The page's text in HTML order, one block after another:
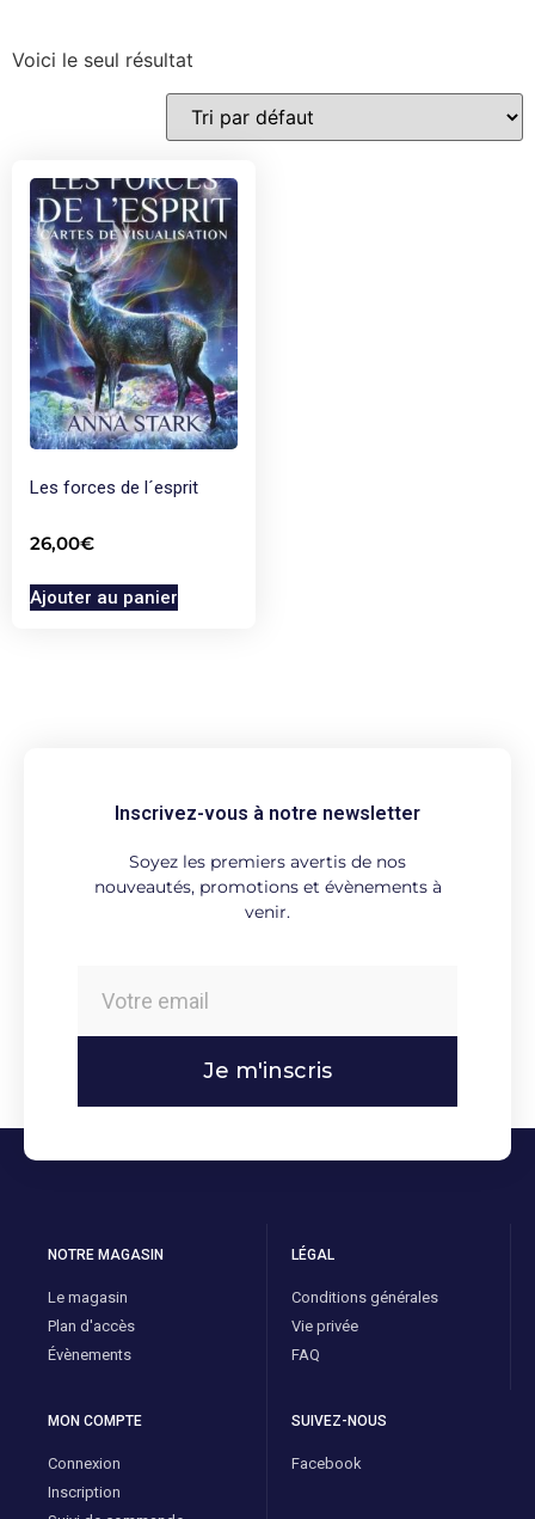
Voici le seul résultat
Les forces de l´esprit
26,00€
Ajouter au panier
Inscrivez-vous à notre newsletter
Soyez les premiers avertis de nos
nouveautés, promotions et évènements à
venir.
Je m'inscris
NOTRE MAGASIN
Le magasin
Plan d'accès
Évènements
LÉGAL
Conditions générales
Vie privée
FAQ
MON COMPTE
Connexion
Inscription
SUIVEZ-NOUS
Facebook